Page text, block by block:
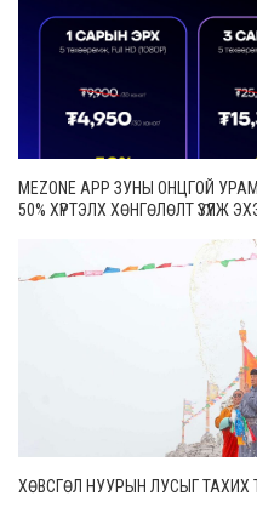
MEZONE APP ЗУНЫ ОНЦГОЙ
50% ХҮРТЭЛХ ХӨНГӨЛӨЛТ ҮЗҮҮЛЖ
ХӨВСГӨЛ НУУРЫН ЛУСЫГ ТАХИХ